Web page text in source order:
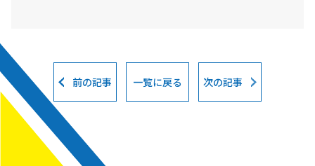
前の記事 一覧に戻る 次の記事